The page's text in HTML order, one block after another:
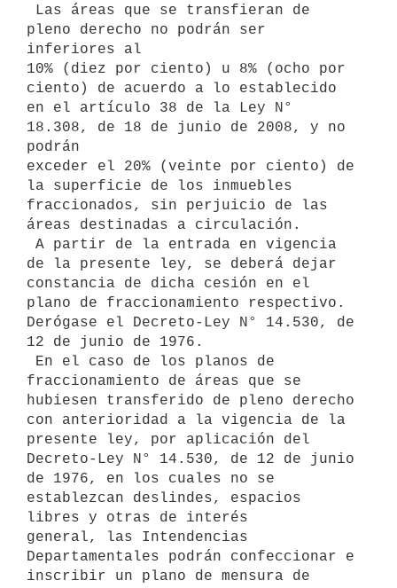
pleno derecho no podrán ser
inferiores al
10% (diez por ciento) u 8% (ocho por
ciento) de acuerdo a lo establecido
en el artículo 38 de la Ley N°
18.308, de 18 de junio de 2008, y no
podrán
exceder el 20% (veinte por ciento) de
la superficie de los inmuebles
fraccionados, sin perjuicio de las
áreas destinadas a circulación.
de la presente ley, se deberá dejar
constancia de dicha cesión en el
plano de fraccionamiento respectivo.
Derógase el Decreto-Ley N° 14.530, de
12 de junio de 1976.
fraccionamiento de áreas que se
hubiesen transferido de pleno derecho
con anterioridad a la vigencia de la
presente ley, por aplicación del
Decreto-Ley N° 14.530, de 12 de junio
de 1976, en los cuales no se
establezcan deslindes, espacios
libres y otras de interés
general, las Intendencias
Departamentales podrán confeccionar e
inscribir un plano de mensura de